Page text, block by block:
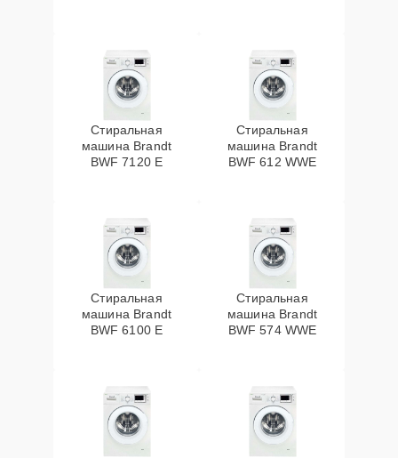
Стиральная
машина Brandt
BWF 7120 E
Стиральная
машина Brandt
BWF 612 WWE
Стиральная
машина Brandt
BWF 6100 E
Стиральная
машина Brandt
BWF 574 WWE